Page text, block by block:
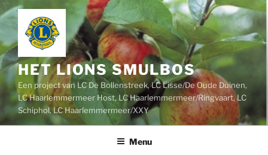
Ga
naar
inhoud
HET LIONS SMULBOS
Een project van LC De Bollenstreek, LC Lisse/De Oude Duinen,
LC Haarlemmermeer Host, LC Haarlemmermeer/Ringvaart, LC
Schiphol, LC Haarlemmermeer/XXY
Menu